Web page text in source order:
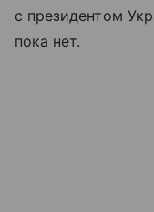
с президентом
пока нет.